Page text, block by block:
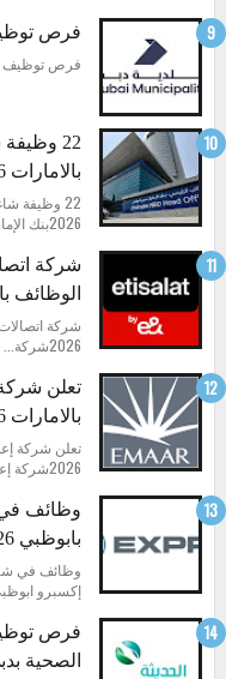
فرص توظيف
فرص توظيف في بلدية دبي
22
بالامارات 2026
22 وظيفة
2026بنك الإمارات...
شركة
الوظائف
شركة
2026شركة...
تعلن
بالامارات 2026
تعلن شركة
2026شركة إعمار...
بابوظبي 2026
إكسبرو
فرص
الصحية